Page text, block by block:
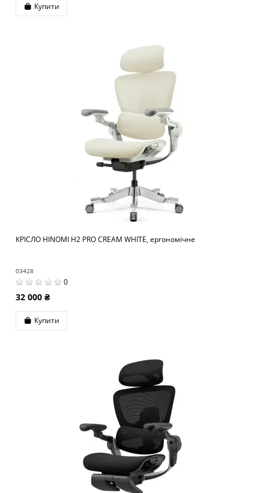
Купити
КРІСЛО HINOMI H2 PRO CREAM WHITE, ергономічне
03428
0
32 000 ₴
Купити